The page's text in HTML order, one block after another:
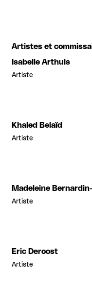
Artistes et
Isabelle Arthuis
Artiste
Khaled Belaïd
Artiste
Madeleine
Artiste
Eric Deroost
Artiste